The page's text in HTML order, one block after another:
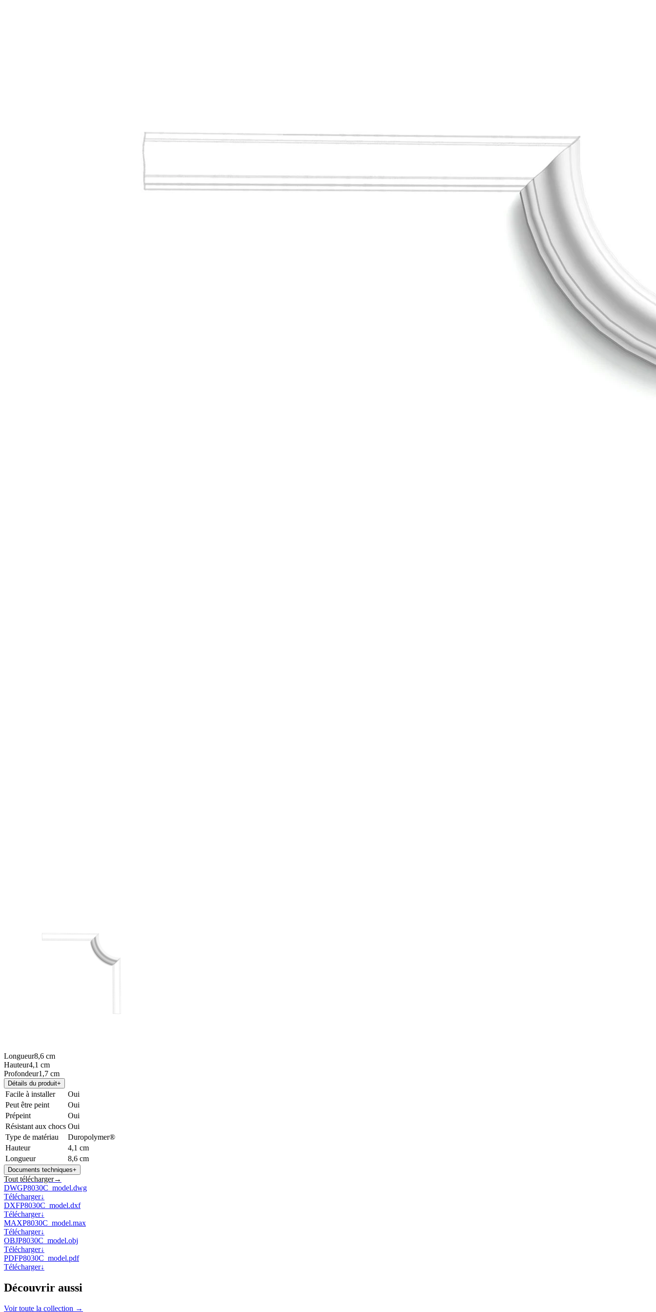
Longueur8,6 cm
Hauteur4,1 cm
Profondeur1,7 cm
Détails du produit+
Facile à installer
Oui
Peut être peint
Oui
Prépeint
Oui
Résistant aux chocs Oui
Type de matériau
Duropolymer®
Hauteur
4,1 cm
Longueur
8,6 cm
Documents techniques+
Tout télécharger→
DWGP8030C_model.dwg
Télécharger↓
DXFP8030C_model.dxf
Télécharger↓
MAXP8030C_model.max
Télécharger↓
OBJP8030C_model.obj
Télécharger↓
PDFP8030C_model.pdf
Télécharger↓
Découvrir aussi
Voir toute la collection →